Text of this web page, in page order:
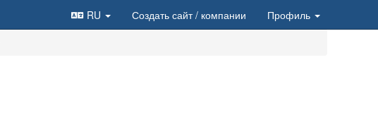
RU Создать сайт/ компании
Профиль